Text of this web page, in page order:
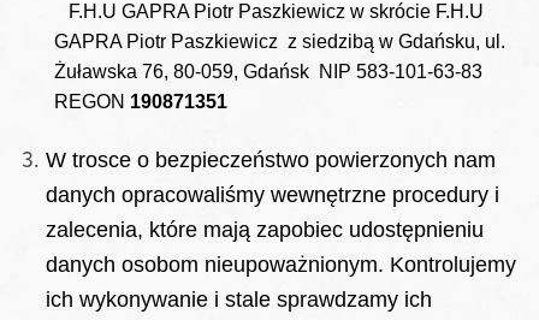
F.H.U GAPRA Piotr Paszkiewicz w skrócie F.H.U
GAPRA Piotr Paszkiewicz z siedzibą w Gdańsku, ul.
Żuławska 76, 80-059, Gdańsk NIP 583-101-63-83
REGON 190871351
W trosce o bezpieczeństwo powierzonych nam
danych opracowaliśmy wewnętrzne procedury i
zalecenia, które mają zapobiec udostępnieniu
danych osobom nieupoważnionym. Kontrolujemy
ich wykonywanie i stale sprawdzamy ich